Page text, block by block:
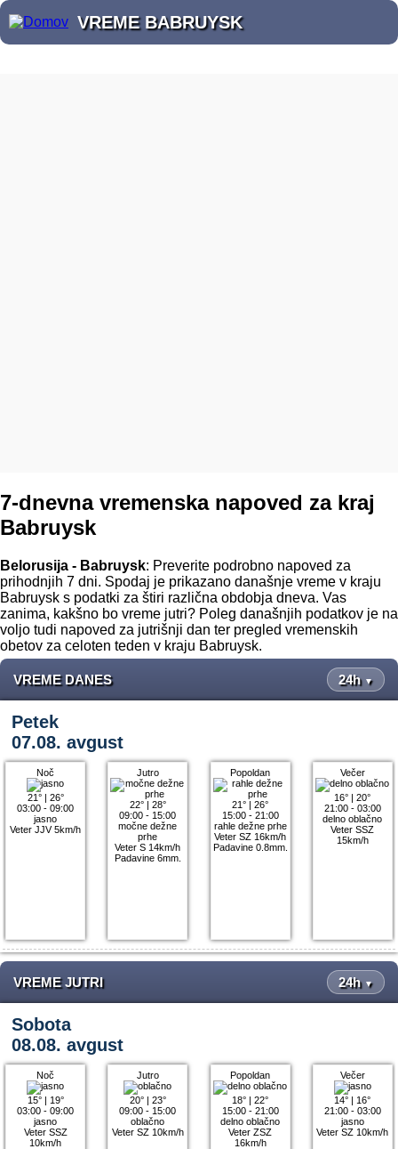
VREME BABRUYSK
7-dnevna vremenska napoved za kraj
Babruysk
Belorusija - Babruysk: Preverite podrobno napoved za
prihodnjih 7 dni. Spodaj je prikazano današnje vreme v kraju
Babruysk s podatki za štiri različna obdobja dneva. Vas
zanima, kakšno bo vreme jutri? Poleg današnjih podatkov je na
voljo tudi napoved za jutrišnji dan ter pregled vremenskih
obetov za celoten teden v kraju Babruysk.
VREME DANES 24h ▼
Petek
07.08. avgust
Noč
21°| 26°
03:00 - 09:00
jasno
Veter JJV 5km/h
Jutro
22°| 28°
09:00 - 15:00
močne dežne
prhe
Veter S 14km/h
Padavine 6mm.
Popoldan
21° |26°
15:00 - 21:00
rahle dežne prhe
Veter SZ 16km/h
Padavine 0.8mm.
Večer
16° |20°
21:00 - 03:00
delno oblačno
Veter SSZ
15km/h
VREME JUTRI 24h ▼
Sobota
08.08. avgust
Noč
15°| 19°
03:00 - 09:00
jasno
Veter SSZ
10km/h
Jutro
20°| 23°
09:00 - 15:00
oblačno
Veter SZ 10km/h
Popoldan
18° |22°
15:00 - 21:00
delno oblačno
Veter ZSZ
16km/h
Večer
14° | 16°
21:00 - 03:00
jasno
Veter SZ 10km/h